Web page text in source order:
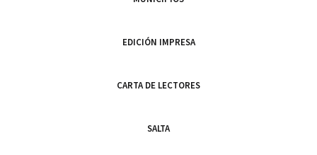
EDICIÓN IMPRESA
CARTA DE LECTORES
SALTA